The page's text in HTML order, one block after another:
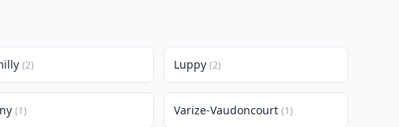
(2) Luppy (2)
(1) Varize-Vaudoncourt (1)